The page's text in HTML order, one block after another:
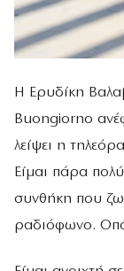
Η Ερυδίκη
Buongiorno
λείψει η
Είμαι πάρα
συνθήκη που ζω
ραδιόφωνο.